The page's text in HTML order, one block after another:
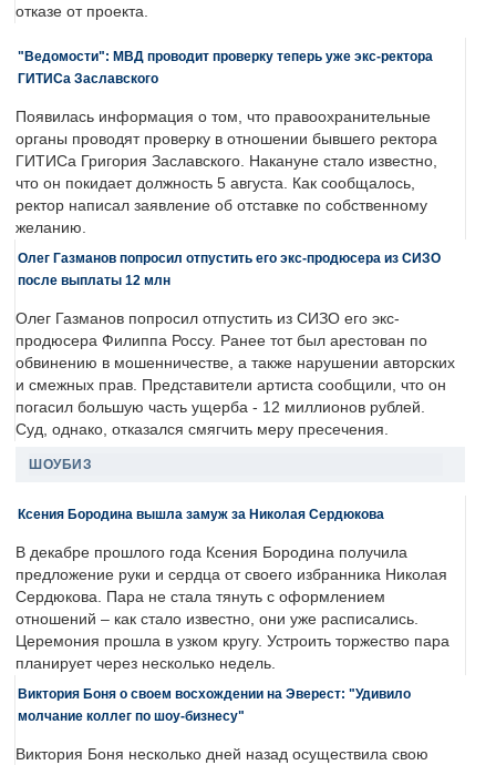
отказе от проекта.
"Ведомости": МВД проводит проверку теперь уже экс-ректора
ГИТИСа Заславского
Появилась информация о том, что правоохранительные
органы проводят проверку в отношении бывшего ректора
ГИТИСа Григория Заславского. Накануне стало известно,
что он покидает должность 5 августа. Как сообщалось,
ректор написал заявление об отставке по собственному
желанию.
Олег Газманов попросил отпустить его экс-продюсера из СИЗО
после выплаты 12 млн
Олег Газманов попросил отпустить из СИЗО его экс-
продюсера Филиппа Россу. Ранее тот был арестован по
обвинению в мошенничестве, а также нарушении авторских
и смежных прав. Представители артиста сообщили, что он
погасил большую часть ущерба - 12 миллионов рублей.
Суд, однако, отказался смягчить меру пресечения.
ШОУБИЗ
Ксения Бородина вышла замуж за Николая Сердюкова
В декабре прошлого года Ксения Бородина получила
предложение руки и сердца от своего избранника Николая
Сердюкова. Пара не стала тянуть с оформлением
отношений – как стало известно, они уже расписались.
Церемония прошла в узком кругу. Устроить торжество пара
планирует через несколько недель.
Виктория Боня о своем восхождении на Эверест: "Удивило
молчание коллег по шоу-бизнесу"
Виктория Боня несколько дней назад осуществила свою